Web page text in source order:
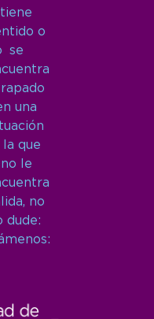
tiene
o
se
una
la que
no le
no
dude: